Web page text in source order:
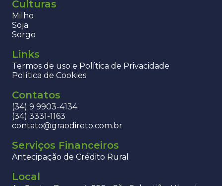
Culturas
Milho
Soja
Sorgo
Links
Termos de uso e Política de Privacidade
Política de Cookies
Contatos
(34) 9 9903-4134
(34) 3331-1163
contato@graodireto.com.br
Serviços Financeiros
Antecipação de Crédito Rural
Local